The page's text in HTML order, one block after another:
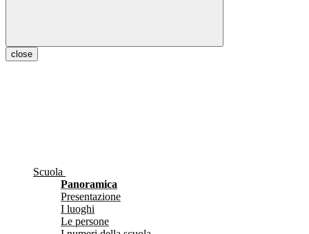
close
Scuola
Panoramica
Presentazione
I luoghi
Le persone